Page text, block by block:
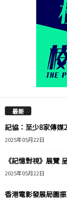
最新
記協：至少8家傳媒
2025年05月22日
《記憶對視》展覽
2025年05月22日
香港電影發展局圖